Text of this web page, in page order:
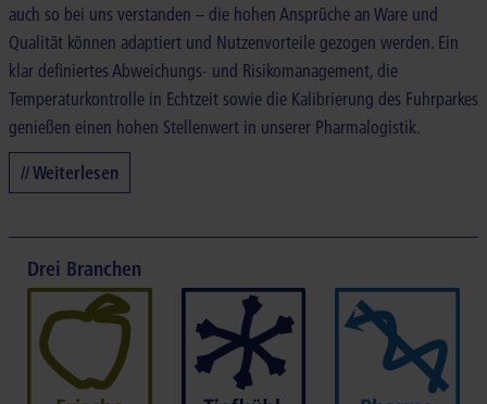
auch so bei uns verstanden – die hohen Ansprüche an Ware und
Qualität können adaptiert und Nutzenvorteile gezogen werden. Ein
klar definiertes Abweichungs- und Risikomanagement, die
Temperaturkontrolle in Echtzeit sowie die Kalibrierung des Fuhrparkes
genießen einen hohen Stellenwert in unserer Pharmalogistik.
// Weiterlesen
Drei Branchen